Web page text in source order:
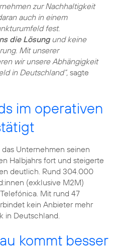
zurNachhaltigkeit
auch in einem
fest.
die Lösungund keine
Mit unserer
wir unsere Abhängigkeit
in Deutschland“, sagte
im operativen
Unternehmen seinen
Halbjahrs fort und steigerte
deutlich. Rund 304.000
(exklusive M2M)
Telefónica. Mit rund 47
kein Anbieter mehr
in Deutschland.
kommt besser